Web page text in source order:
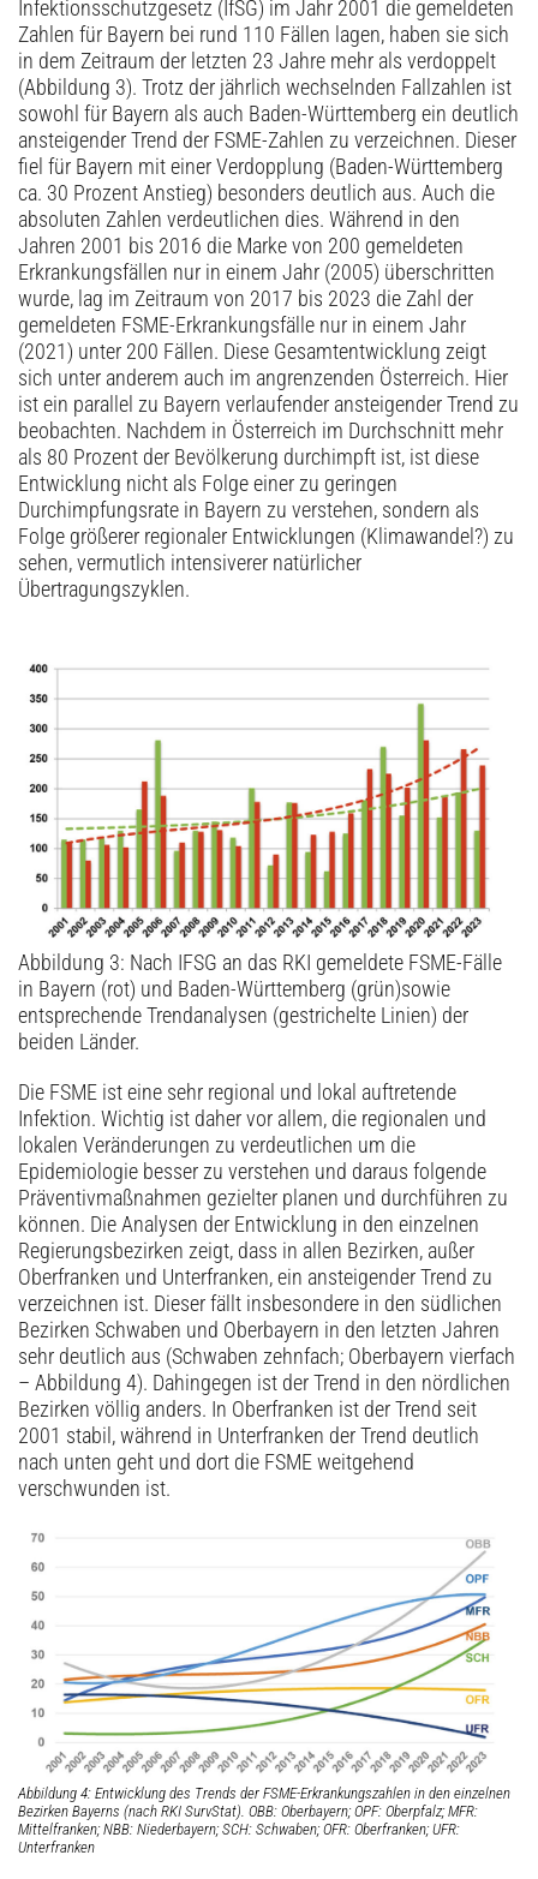
Infektionsschutzgesetz (IfSG) im Jahr 2001 die gemeldeten
Zahlen für Bayern bei rund 110 Fällen lagen, haben sie sich
in dem Zeitraum der letzten 23 Jahre mehr als verdoppelt
(Abbildung 3). Trotz der jährlich wechselnden Fallzahlen ist
sowohl für Bayern als auch Baden-Württemberg ein deutlich
ansteigender Trend der FSME-Zahlen zu verzeichnen. Dieser
fiel für Bayern mit einer Verdopplung (Baden-Württemberg
ca. 30 Prozent Anstieg) besonders deutlich aus. Auch die
absoluten Zahlen verdeutlichen dies. Während in den
Jahren 2001 bis 2016 die Marke von 200 gemeldeten
Erkrankungsfällen nur in einem Jahr (2005) überschritten
wurde, lag im Zeitraum von 2017 bis 2023 die Zahl der
gemeldeten FSME-­Erkrankungsfälle nur in einem Jahr
(2021) unter 200 Fällen. Diese Gesamtentwicklung zeigt
sich unter anderem auch im angrenzenden Österreich. Hier
ist ein parallel zu Bayern verlaufender ansteigender Trend zu
beobachten. Nachdem in Österreich im Durchschnitt mehr
als 80 Prozent der Bevölkerung durchimpft ist, ist diese
Entwicklung nicht als Folge einer zu geringen
Durchimpfungsrate in Bayern zu verstehen, sondern als
Folge größerer regionaler Entwicklungen (Klimawandel?) zu
sehen, vermutlich intensiverer natürlicher
Übertragungszyklen.
Abbildung 3: Nach IFSG an das RKI gemeldete FSME-Fälle
in Bayern (rot) und Baden-Württemberg (grün)sowie
entsprechende Trendanalysen (gestrichelte Linien) der
beiden Länder.
Die FSME ist eine sehr regional und lokal auftretende
Infektion. Wichtig ist daher vor allem, die regionalen und
lokalen Veränderungen zu verdeutlichen um die
Epidemiologie besser zu verstehen und daraus folgende
Präventivmaßnahmen gezielter planen und durchführen zu
können. Die Analysen der Entwicklung in den einzelnen
Regierungsbezirken zeigt, dass in allen Bezirken, außer
Oberfranken und Unterfranken, ein ansteigender Trend zu
verzeichnen ist. Dieser fällt insbesondere in den südlichen
Bezirken Schwaben und Oberbayern in den letzten Jahren
sehr deutlich aus (Schwaben zehnfach; Oberbayern vierfach
– Abbildung 4). Dahingegen ist der Trend in den nördlichen
Bezirken völlig anders. In Oberfranken ist der Trend seit
2001 stabil, während in Unterfranken der Trend deutlich
nach unten geht und dort die FSME weitgehend
verschwunden ist.
Abbildung 4: Entwicklung des Trends der FSME-Erkrankungszahlen in den einzelnen
Bezirken Bayerns (nach RKI SurvStat). OBB: Oberbayern; OPF: Oberpfalz; MFR:
Mittelfranken; NBB: Niederbayern; SCH: Schwaben; OFR: Oberfranken; UFR:
Unterfranken